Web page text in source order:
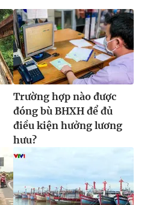
Trường hợp nào được
đóng bù BHXH để đủ
điều kiện hưởng lương
hưu?